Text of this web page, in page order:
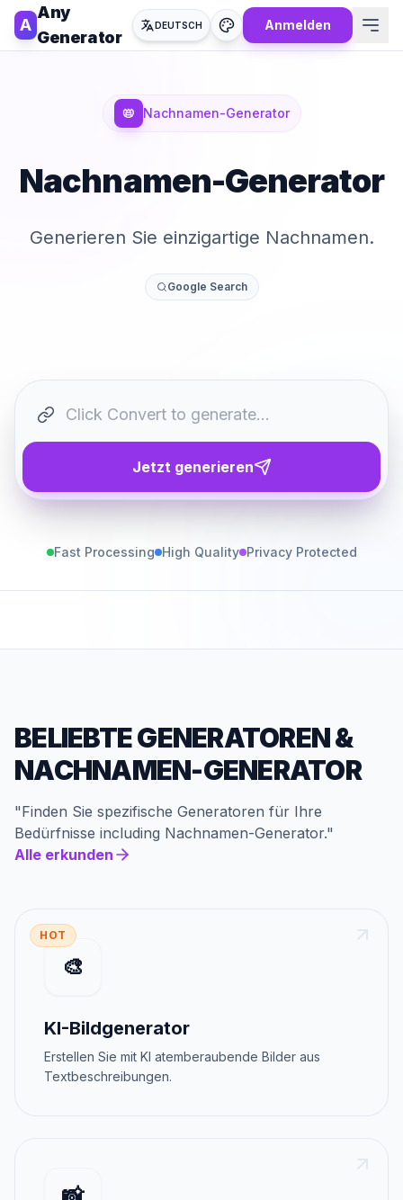
A
Any
Generator
DEUTSCH Anmelden
📛 Nachnamen-Generator
Nachnamen-Generator
Generieren Sie einzigartige Nachnamen.
Google Search
Jetzt generieren
Fast Processing High Quality Privacy Protected
BELIEBTE GENERATOREN&
NACHNAMEN-GENERATOR
"Finden Sie spezifische Generatoren für Ihre
Bedürfnisse including Nachnamen-Generator."
Alle erkunden
HOT
🎨
KI-Bildgenerator
Erstellen Sie mit KI atemberaubende Bilder aus
Textbeschreibungen.